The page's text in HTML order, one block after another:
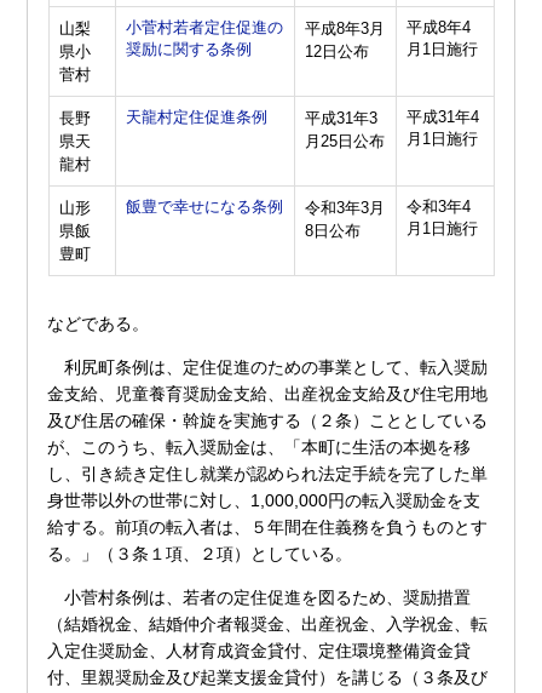
山梨
県小
菅村
小菅村若者定住促進の
奨励に関する条例
平成8年3月
12日公布
平成8年4
月1日施行
長野
県天
龍村
天龍村定住促進条例
平成31年3
月25日公布
平成31年4
月1日施行
山形
県飯
豊町
飯豊で幸せになる条例
令和3年3月
8日公布
令和3年4
月1日施行
などである。
利尻町条例は、定住促進のための事業として、転入奨励
金支給、児童養育奨励金支給、出産祝金支給及び住宅用地
及び住居の確保・斡旋を実施する（２条）こととしている
が、このうち、転入奨励金は、「本町に生活の本拠を移
し、引き続き定住し就業が認められ法定手続を完了した単
身世帯以外の世帯に対し、1,000,000円の転入奨励金を支
給する。前項の転入者は、５年間在住義務を負うものとす
る。」（３条１項、２項）としている。
小菅村条例は、若者の定住促進を図るため、奨励措置
（結婚祝金、結婚仲介者報奨金、出産祝金、入学祝金、転
入定住奨励金、人材育成資金貸付、定住環境整備資金貸
付、里親奨励金及び起業支援金貸付）を講じる（３条及び